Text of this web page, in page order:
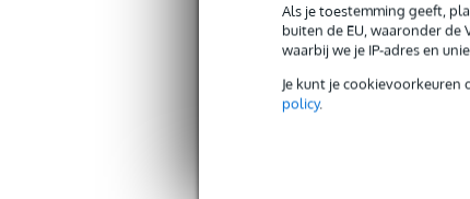
Als je toestemming geeft,
buiten de EU, waaronder
waarbij we je IP-adres en
Je kunt je
policy.